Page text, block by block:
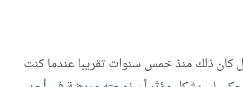
ذلك منذ خمس سنوات تقريبا عندما كنت